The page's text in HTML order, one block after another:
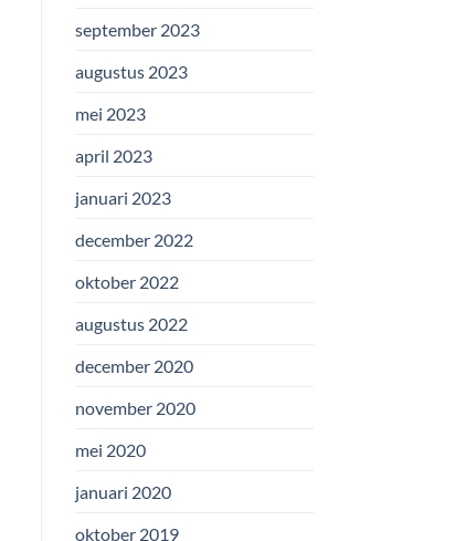
september 2023
augustus 2023
mei 2023
april 2023
januari 2023
december 2022
oktober 2022
augustus 2022
december 2020
november 2020
mei 2020
januari 2020
oktober 2019